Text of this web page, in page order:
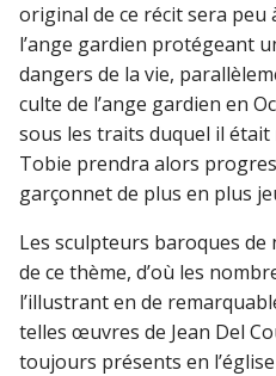
original de ce récit sera peu
l’ange gardien protégeant
dangers de la vie,
culte de l’ange gardien en
sous les traits duquel il était
Tobie prendra alors
garçonnet de plus en plus
Les sculpteurs baroques
de ce thème, d’où les
l’illustrant en de
telles œuvres de Jean Del
toujours présents en